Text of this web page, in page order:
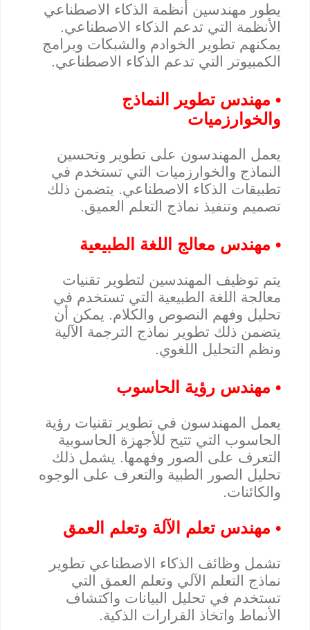
يطور مهندسين أنظمة الذكاء الاصطناعي
الأنظمة التي تدعم الذكاء الاصطناعي.
يمكنهم تطوير الخوادم والشبكات وبرامج
الكمبيوتر التي تدعم الذكاء الاصطناعي.
• مهندس تطوير النماذج
والخوارزميات
يعمل المهندسون على تطوير وتحسين
النماذج والخوارزميات التي تستخدم في
تطبيقات الذكاء الاصطناعي. يتضمن ذلك
تصميم وتنفيذ نماذج التعلم العميق.
• مهندس معالج اللغة الطبيعية
يتم توظيف المهندسين لتطوير تقنيات
معالجة اللغة الطبيعية التي تستخدم في
تحليل وفهم النصوص والكلام. يمكن أن
يتضمن ذلك تطوير نماذج الترجمة الآلية
ونظم التحليل اللغوي.
• مهندس رؤية الحاسوب
يعمل المهندسون في تطوير تقنيات رؤية
الحاسوب التي تتيح للأجهزة الحاسوبية
التعرف على الصور وفهمها. يشمل ذلك
تحليل الصور الطبية والتعرف على الوجوه
والكائنات.
• مهندس تعلم الآلة وتعلم العمق
تشمل وظائف الذكاء الاصطناعي تطوير
نماذج التعلم الآلي وتعلم العمق التي
تستخدم في تحليل البيانات واكتشاف
الأنماط واتخاذ القرارات الذكية.